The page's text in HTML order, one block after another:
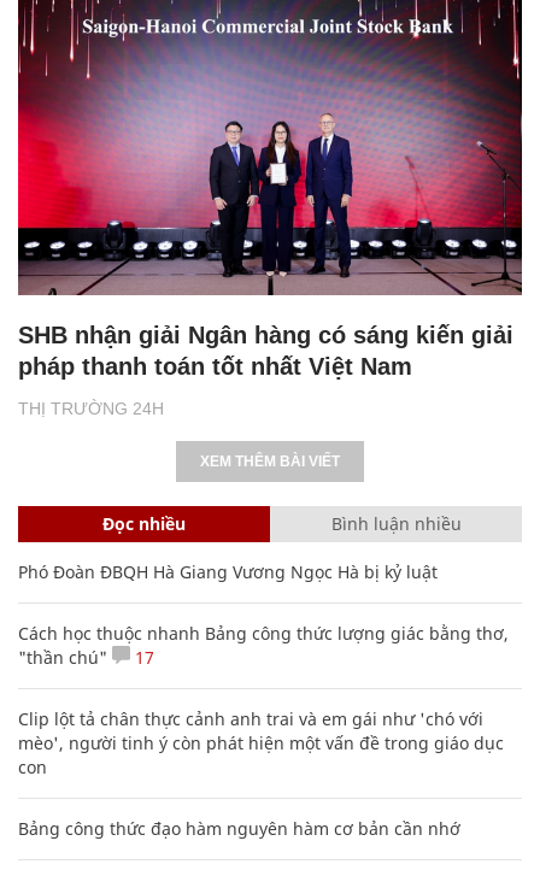
THỊ TRƯỜNG 24H
SHB nhận giải Ngân hàng có sáng kiến giải
pháp thanh toán tốt nhất Việt Nam
XEM THÊM BÀI VIẾT
Đọc nhiều Bình luận nhiều
Phó Đoàn ĐBQH Hà Giang Vương Ngọc Hà bị kỷ luật
Cách học thuộc nhanh Bảng công thức lượng giác bằng thơ,
"thần chú"
17
Clip lột tả chân thực cảnh anh trai và em gái như 'chó với
mèo', người tinh ý còn phát hiện một vấn đề trong giáo dục
con
Bảng công thức đạo hàm nguyên hàm cơ bản cần nhớ